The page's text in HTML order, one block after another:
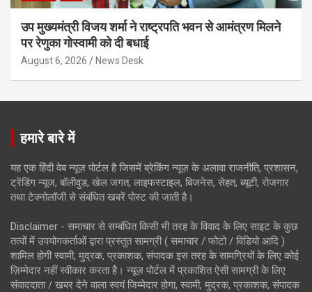
उप मुख्यमंत्री विजय शर्मा ने राष्ट्रपति भवन से आमंत्रण मिलने
पर रेणुका गोस्वामी को दी बधाई
August 6, 2026 News Desk
हमारे बारे में
यह एक हिंदी वेब न्यूज़ पोर्टल है जिसमें ब्रेकिंग न्यूज़ के अलावा राजनीति, प्रशासन,
ट्रेंडिंग न्यूज, बॉलीवुड, खेल जगत, लाइफस्टाइल, बिजनेस, सेहत, ब्यूटी, रोजगार
तथा टेक्नोलॉजी से संबंधित खबरें पोस्ट की जाती है।
Disclaimer - समाचार से सम्बंधित किसी भी तरह के विवाद के लिए साइट के कुछ
तत्वों में उपयोगकर्ताओं द्वारा प्रस्तुत सामग्री ( समाचार / फोटो / विडियो आदि )
शामिल होगी स्वामी, मुद्रक, प्रकाशक, संपादक इस तरह के सामग्रियों के लिए कोई
ज़िम्मेदार नहीं स्वीकार करता है। न्यूज़ पोर्टल में प्रकाशित ऐसी सामग्री के लिए
संवाददाता / खबर देने वाला स्वयं जिम्मेदार होगा, स्वामी, मुद्रक, प्रकाशक, संपादक